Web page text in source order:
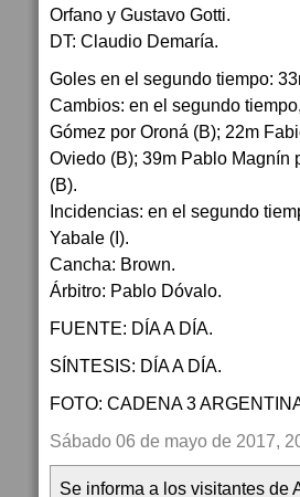
Orfano y Gustavo Gotti.
DT: Claudio Demaría.
Goles en el segundo tiempo:
Cambios: en el segundo
Gómez por Oroná (B); 22m
Oviedo (B); 39m Pablo Magnín
(B).
Incidencias: en el segundo
Yabale (I).
Cancha: Brown.
Árbitro: Pablo Dóvalo.
FUENTE: DÍA A DÍA.
SÍNTESIS: DÍA A DÍA.
FOTO: CADENA 3
Sábado 06 de mayo de 2017,
Se informa a los visitantes de